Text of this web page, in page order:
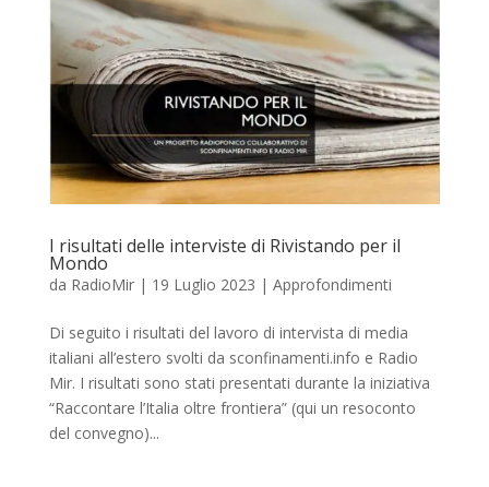
I risultati delle interviste di Rivistando per il
Mondo
da RadioMir| 19 Luglio 2023 | Approfondimenti
Di seguito i risultati del lavoro di intervista di media
italiani all’estero svolti da sconfinamenti.info e Radio
Mir. I risultati sono stati presentati durante la iniziativa
“Raccontare l’Italia oltre frontiera” (qui un resoconto
del convegno)...